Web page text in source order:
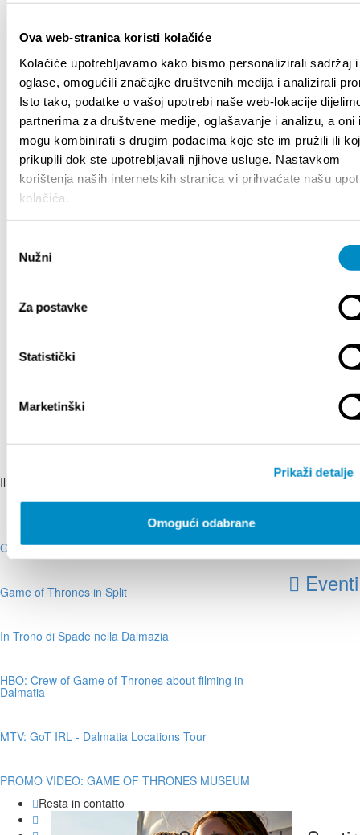
Ova web-stranica koristi kolačiće
Kolačiće upotrebljavamo kako bismo personalizirali sadržaj i
oglase, omogućili značajke društvenih medija i analizirali
Isto tako, podatke o vašoj upotrebi naše web-lokacije
partnerima za društvene medije, oglašavanje i analizu, a oni
mogu kombinirati s drugim podacima koje ste im pružili ili
prikupili dok ste upotrebljavali njihove usluge. Nastavkom
korištenja naših internetskih stranica vi prihvaćate našu
kolačića.
pristanka
Nužni
Za postavke
Statistički
Marketinški
Prikaži detalje
Omogući odabrane
Multimedia & PR
Galleria di foto
Materiali per scaricare
Passeggiata virtuale
Live: La Riva
Bačvice beach live
Video
Mobile & web applications
Statistica
Copyright and content ownership
Contatto
Italiano
Italiano
Español
TwitterHrvatski
Français
Il Trono di Spade
Il Trono di Spade
Game of Thrones tours
Game of Thrones in Split
In Trono di Spade nella Dalmazia
HBO: Crew of Game of Thrones about filming in
Dalmatia
MTV: GoT IRL - Dalmatia Locations Tour
PROMO VIDEO: GAME OF THRONES MUSEUM
Spade
Eventi
Resta in contatto
Facebook